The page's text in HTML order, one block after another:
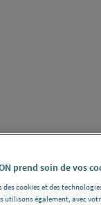
prend soin de vos
des cookies et des
utilisons également, avec